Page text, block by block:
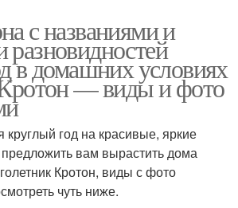
с названиями и
в домашних условиях
— виды и фото
круглый год на красивые, яркие
вам вырастить дома
Кротон, виды с фото
чуть ниже.